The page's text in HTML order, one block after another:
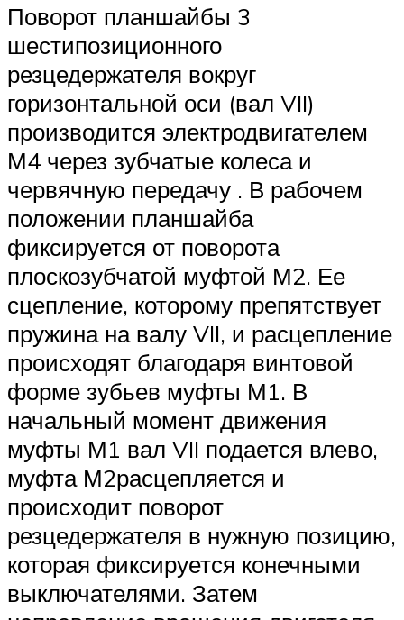
Поворот планшайбы 3
шестипозиционного
резцедержателя вокруг
горизонтальной оси (вал VII)
производится электродвигателем
М4 через зубчатые колеса и
червячную передачу . В рабочем
положении планшайба
фиксируется от поворота
плоскозубчатой муфтой М2. Ее
сцепление, которому препятствует
пружина на валу VII, и расцепление
происходят благодаря винтовой
форме зубьев муфты М1. В
начальный момент движения
муфты М1 вал VII подается влево,
муфта М2расцепляется и
происходит поворот
резцедержателя в нужную позицию,
которая фиксируется конечными
выключателями. Затем